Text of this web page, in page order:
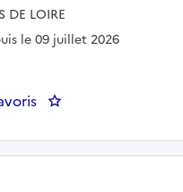
DE LOIRE
le 09 juillet 2026
: Gestionnaire